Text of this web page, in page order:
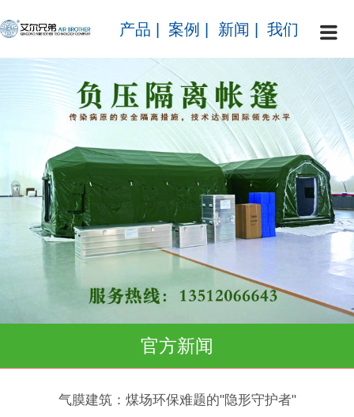
产品 案例 新闻 我们
官方新闻
气膜建筑：煤场环保难题的"隐形守护者"